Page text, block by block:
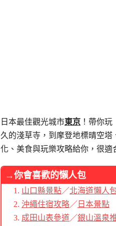
日本最佳觀光城市東京 ！帶你玩
久的淺草寺，到摩登地標晴空
化、美食與玩樂攻略給你，很適
→你會喜歡的懶人包
山口縣景點／北海道懶人
沖繩住宿攻略／ 日本景點
成田山表參道／銀山溫泉